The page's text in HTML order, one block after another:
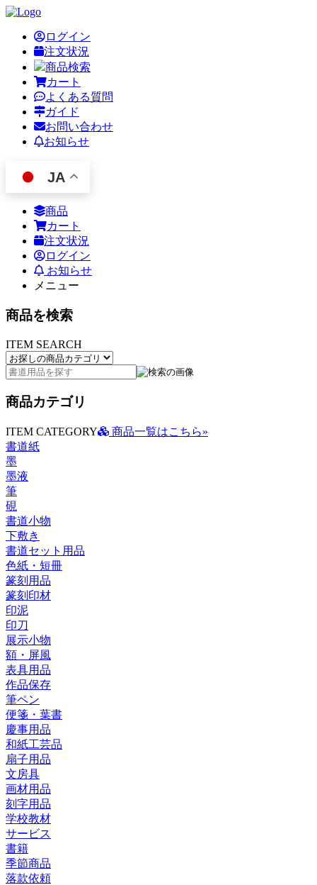
ログイン
注文状況
商品検索
カート
よくある質問
ガイド
お問い合わせ
お知らせ
JA
商品
カート
注文状況
ログイン
お知らせ
メニュー
商品を検索
ITEM SEARCH
商品カテゴリ
ITEM CATEGORY
商品一覧はこちら»
書道紙
墨
墨液
筆
硯
書道小物
下敷き
書道セット用品
色紙・短冊
篆刻用品
篆刻印材
印泥
印刀
展示小物
額・屏風
表具用品
作品保存
筆ペン
便箋・葉書
慶事用品
和紙工芸品
扇子用品
文房具
画材用品
刻字用品
学校教材
サービス
書籍
季節商品
落款依頼